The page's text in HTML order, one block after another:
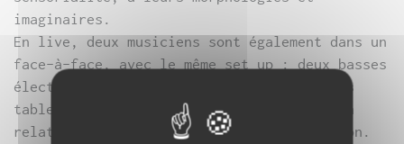
imaginaires.
En live, deux musiciens sont également dans un
face-à-face, avec le même set up : deux basses
électriques, deux ordinateurs, contrôleurs
tablettes iPad. À l’instar de la danse, la
relation duelle n’est pas une confrontation.